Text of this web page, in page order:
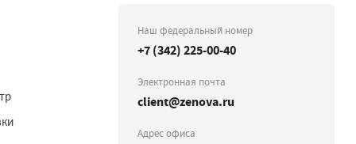
Наш федеральный номер
+7 (342) 225-00-40
Электронная почта
client@zenova.ru
Адрес офиса